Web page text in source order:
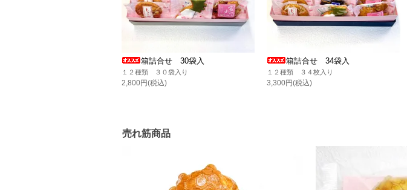
箱詰合せ 30袋入
１２種類 ３０袋入り
2,800円(税込)
箱詰合せ 34袋入
１２種類 ３４枚入り
3,300円(税込)
売れ筋商品